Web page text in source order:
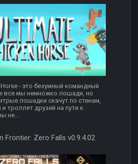
- это безумный командный
все мы немножко лошади, но
лошадки скачут по стенам,
троллят друзей на пути к
не...
Frontier: Zero Falls v0.9.4.02